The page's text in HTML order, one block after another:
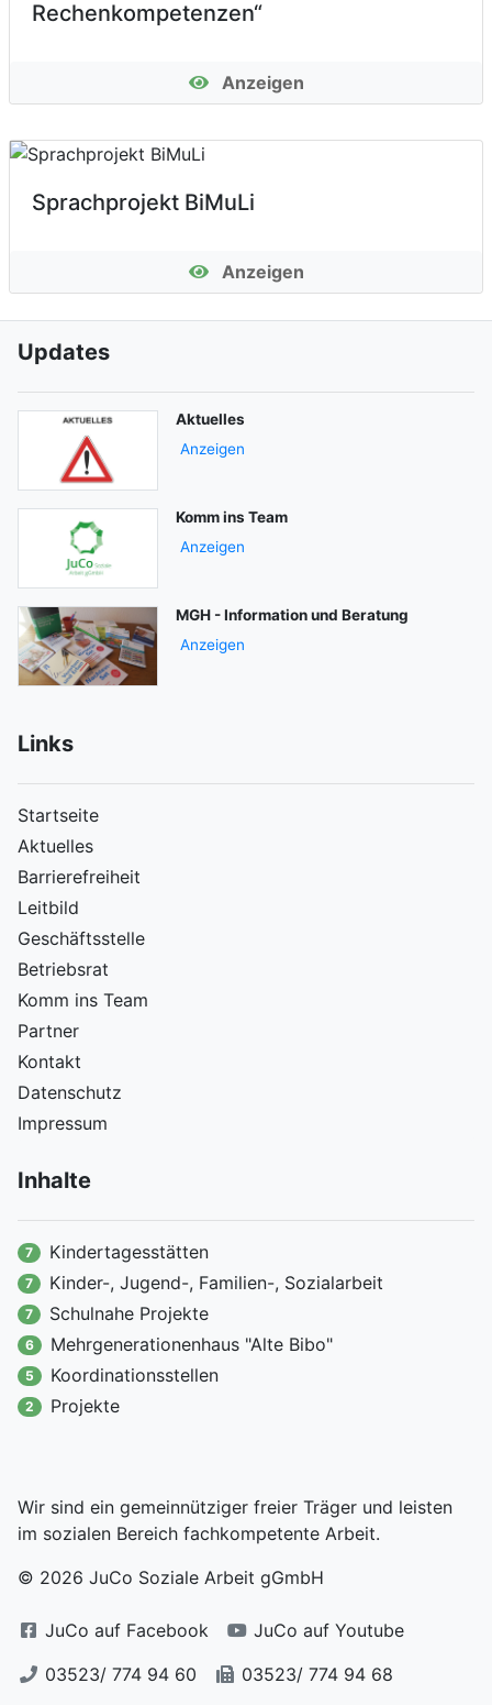
Rechenkompetenzen“
Anzeigen
Sprachprojekt BiMuLi
Anzeigen
Wir sind ein gemeinnütziger freier Träger und leisten
im sozialen Bereich fachkompetente Arbeit.
© 2026 JuCo Soziale Arbeit gGmbH
Links
Startseite
Aktuelles
Barrierefreiheit
Leitbild
Geschäftsstelle
Betriebsrat
Komm ins Team
Partner
Kontakt
Datenschutz
Impressum
Inhalte
7 Kindertagesstätten
7 Kinder-, Jugend-, Familien-, Sozialarbeit
7 Schulnahe Projekte
6 Mehrgenerationenhaus "Alte Bibo"
5 Koordinationsstellen
2 Projekte
Updates
Aktuelles
Anzeigen
Komm ins Team
Anzeigen
MGH - Information und Beratung
Anzeigen
JuCo auf Facebook
JuCo auf Youtube
03523/ 774 94 60
03523/ 774 94 68